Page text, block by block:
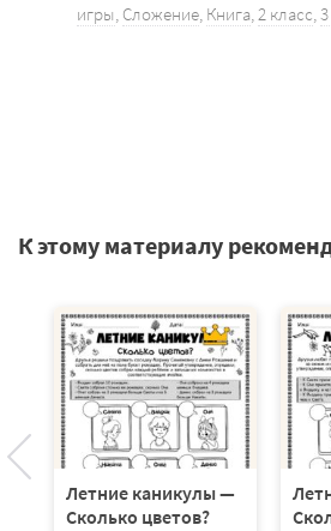
игры, Сложение, Книга,2 класс,
К этому материалу
Летние каникулы —
Сколько цветов?